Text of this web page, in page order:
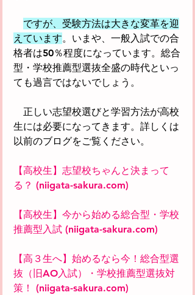
ですが、受験方法は大きな変革を迎
えています。いまや、一般入試での合
格者は50％程度になっています。総合
型・学校推薦型選抜全盛の時代といっ
ても過言ではないでしょう。
正しい志望校選びと学習方法が高校
生には必要になってきます。詳しくは
以前のブログをご覧ください。
【高校生】志望校ちゃんと決まって
る？ (niigata-sakura.com)
【高校生】今から始める総合型・学校
推薦型入試 (niigata-sakura.com)
【高３生へ】始めるなら今！総合型選
抜（旧AO入試）・学校推薦型選抜対
策！ (niigata-sakura.com)